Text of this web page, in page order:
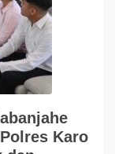
Karo